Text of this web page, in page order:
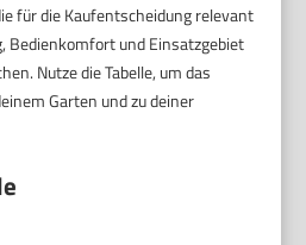
für die Kaufentscheidung relevant
Bedienkomfort und Einsatzgebiet
Nutze die Tabelle, um das
Garten und zu deiner